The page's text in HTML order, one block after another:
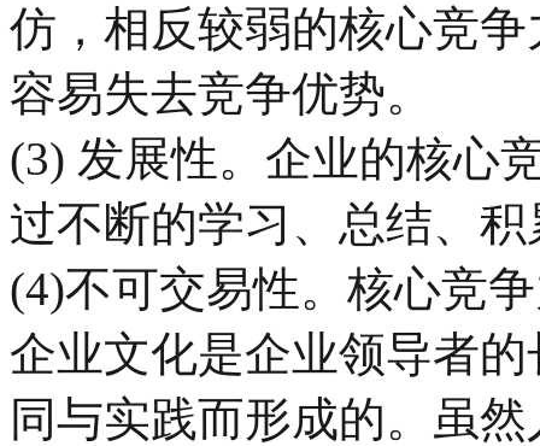
仿，相反较弱的核心竞
容易失去竞争优势。
(3) 发展性。企业的核心
过不断的学习、总结、
(4)不可交易性。核心竞
企业文化是企业领导者
同与实践而形成的。虽